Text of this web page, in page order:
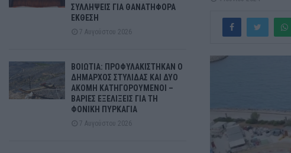
ΣΥΛΛΗΨΕΙΣ ΓΙΑ ΘΑΝΑΤΗΦΟΡΑ
ΕΚΘΕΣΗ
7 Αυγούστου 2026
ΒΟΙΩΤΙΑ: ΠΡΟΦΥΛΑΚΙΣΤΗΚΑΝ Ο
ΔΗΜΑΡΧΟΣ ΣΤΥΛΙΔΑΣ ΚΑΙ ΔΥΟ
ΑΚΟΜΗ ΚΑΤΗΓΟΡΟΥΜΕΝΟΙ –
ΒΑΡΙΕΣ ΕΞΕΛΙΞΕΙΣ ΓΙΑ ΤΗ
ΦΟΝΙΚΗ ΠΥΡΚΑΓΙΑ
7 Αυγούστου 2026